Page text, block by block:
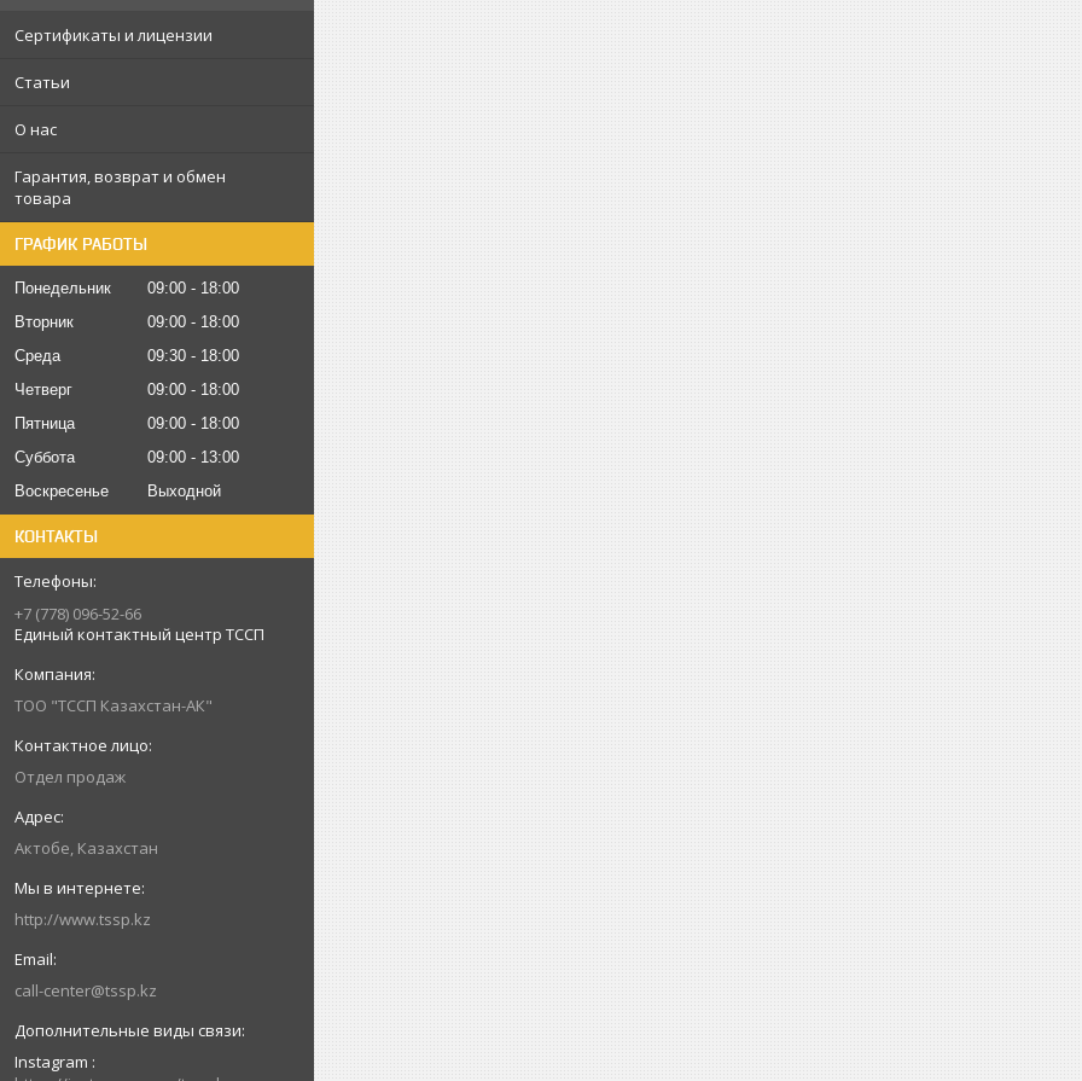
Сертификаты и лицензии
Статьи
О нас
Гарантия, возврат и обмен
товара
ГРАФИК РАБОТЫ
Понедельник 09:00
18:00
Вторник
09:00
18:00
Среда
09:30
18:00
Четверг
09:00
18:00
Пятница
09:00
18:00
Суббота
09:00
13:00
Воскресенье
Выходной
КОНТАКТЫ
+7 (778) 096-52-66
Единый контактный центр ТССП
ТОО "ТССП Казахстан-АК"
Отдел продаж
Актобе, Казахстан
http://www.tssp.kz
call-center@tssp.kz
Instagram